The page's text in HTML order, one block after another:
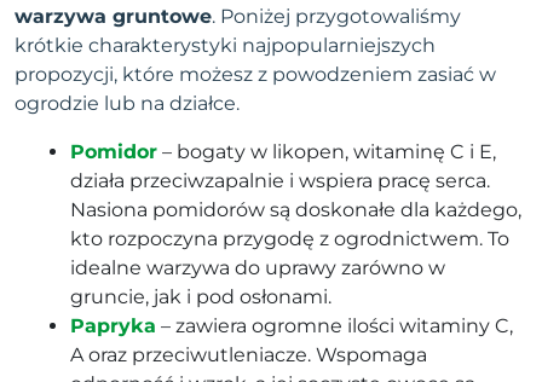
warzywa gruntowe. Poniżej przygotowaliśmy
krótkie charakterystyki najpopularniejszych
propozycji, które możesz z powodzeniem zasiać w
ogrodzie lub na działce.
Pomidor – bogaty w likopen, witaminę C i E,
działa przeciwzapalnie i wspiera pracę serca.
Nasiona pomidorów są doskonałe dla każdego,
kto rozpoczyna przygodę z ogrodnictwem. To
idealne warzywa do uprawy zarówno w
gruncie, jak i pod osłonami.
Papryka – zawiera ogromne ilości witaminy C,
A oraz przeciwutleniacze. Wspomaga